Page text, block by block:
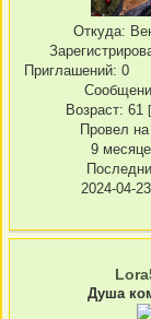
Откуда:
Приглашений: 0
Возраст: 61
Провел
9
2024-04-
Душа